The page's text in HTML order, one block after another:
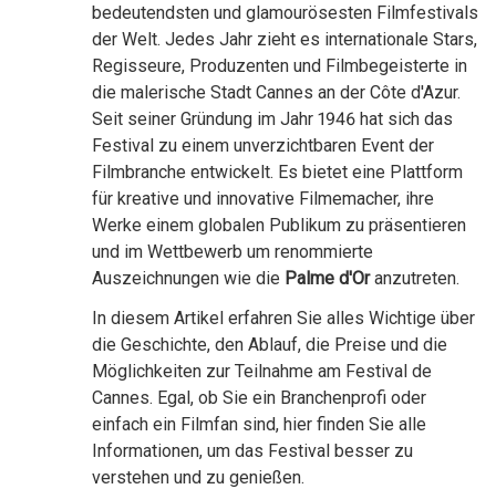
bedeutendsten und glamourösesten Filmfestivals
der Welt. Jedes Jahr zieht es internationale Stars,
Regisseure, Produzenten und Filmbegeisterte in
die malerische Stadt Cannes an der Côte d'Azur.
Seit seiner Gründung im Jahr 1946 hat sich das
Festival zu einem unverzichtbaren Event der
Filmbranche entwickelt. Es bietet eine Plattform
für kreative und innovative Filmemacher, ihre
Werke einem globalen Publikum zu präsentieren
und im Wettbewerb um renommierte
Auszeichnungen wie die Palme d'Oranzutreten.
In diesem Artikel erfahren Sie alles Wichtige über
die Geschichte, den Ablauf, die Preise und die
Möglichkeiten zur Teilnahme am Festival de
Cannes. Egal, ob Sie ein Branchenprofi oder
einfach ein Filmfan sind, hier finden Sie alle
Informationen, um das Festival besser zu
verstehen und zu genießen.